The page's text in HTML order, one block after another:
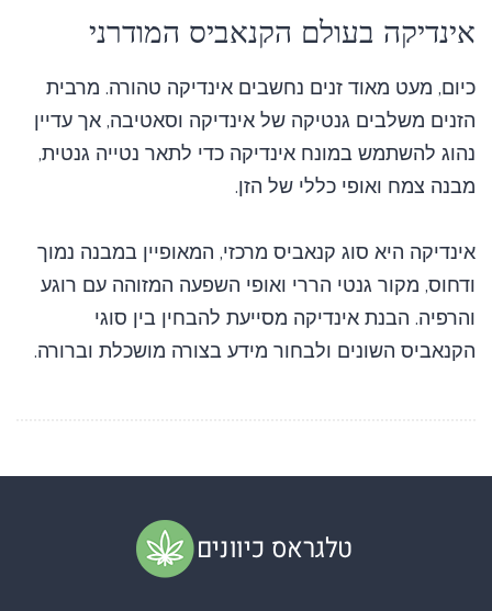
אינדיקה בעולם הקנאביס המודרני
כיום, מעט מאוד זנים נחשבים אינדיקה טהורה. מרבית
הזנים משלבים גנטיקה של אינדיקה וסאטיבה, אך עדיין
נהוג להשתמש במונח אינדיקה כדי לתאר נטייה גנטית,
מבנה צמח ואופי כללי של הזן.
אינדיקה היא סוג קנאביס מרכזי, המאופיין במבנה נמוך
ודחוס, מקור גנטי הררי ואופי השפעה המזוהה עם רוגע
והרפיה. הבנת אינדיקה מסייעת להבחין בין סוגי
הקנאביס השונים ולבחור מידע בצורה מושכלת וברורה.